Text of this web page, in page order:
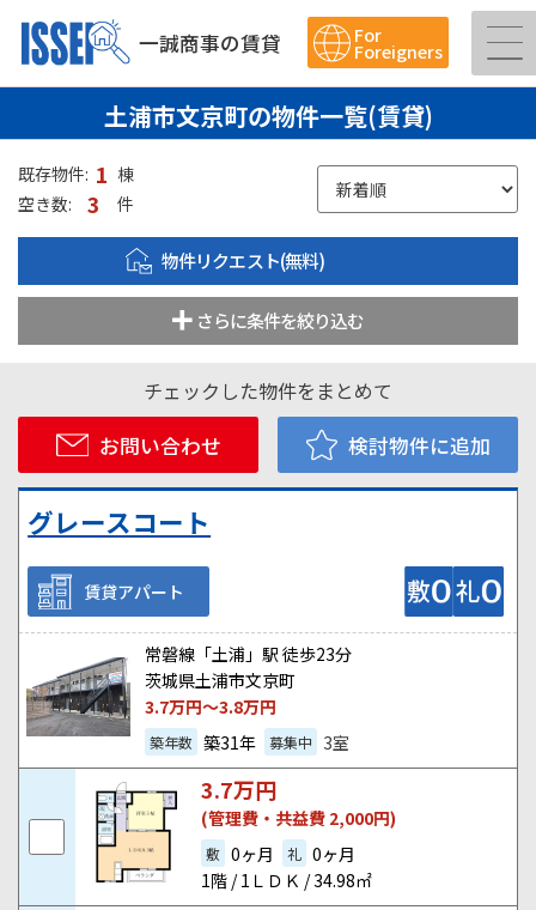
一誠商事の賃貸 For
Foreigners
土浦市文京町の物件一覧(賃貸)
既存物件: 1 棟
空き数:
3 件
物件リクエスト(無料)
さらに条件を絞り込む
チェックした物件をまとめて
お問い合わせ
検討物件に追加
グレースコート
賃貸アパート
常磐線「土浦」駅 徒歩23分
茨城県土浦市文京町
3.7万円～3.8万円
築年数 築31年 募集中 3室
3.7万円
(管理費・共益費 2,000円)
敷 0ヶ月 礼 0ヶ月
1階 / 1ＬＤＫ / 34.98㎡